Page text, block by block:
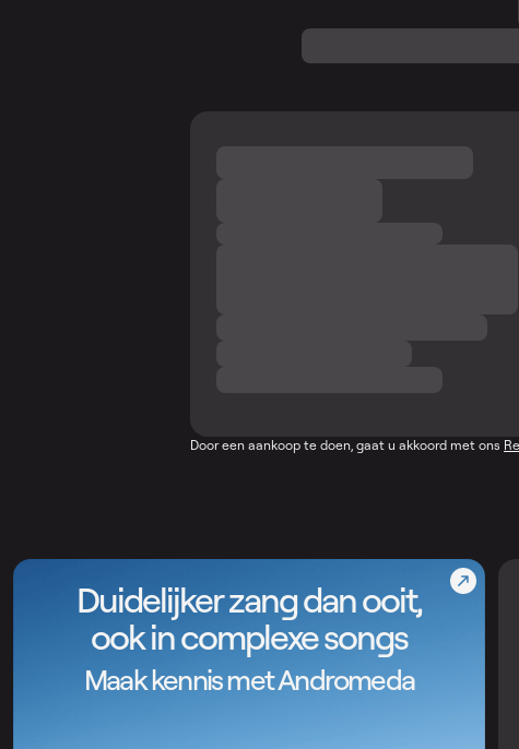
Door een aankoop te doen, gaat u akkoord met ons
Duidelijker zang dan ooit,
ook in complexe songs
Maak kennis met Andromeda